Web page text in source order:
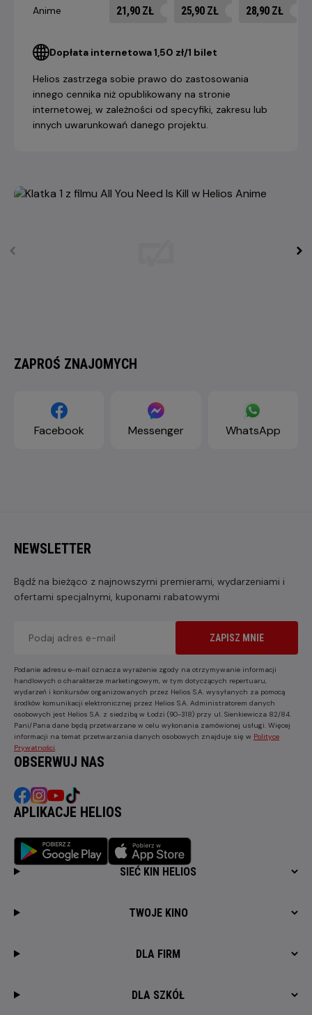
Anime 21,90 ZŁ 25,90 ZŁ 28,90 ZŁ
Dopłata internetowa 1,50 zł/1 bilet
Helios zastrzega sobie prawo do zastosowania
innego cennika niż opublikowany na stronie
internetowej, w zależności od specyfiki, zakresu lub
innych uwarunkowań danego projektu.
ZAPROŚ ZNAJOMYCH
Facebook Messenger WhatsApp
NEWSLETTER
Bądź na bieżąco z najnowszymi premierami, wydarzeniami i
ofertami specjalnymi, kuponami rabatowymi
ZAPISZ MNIE
Podanie adresu e-mail oznacza wyrażenie zgody na otrzymywanie informacji
handlowych o charakterze marketingowym, w tym dotyczących repertuaru,
wydarzeń i konkursów organizowanych przez Helios S.A. wysyłanych za pomocą
środków komunikacji elektronicznej przez Helios S.A. Administratorem danych
osobowych jest Helios S.A. z siedzibą w Łodzi (90-318) przy ul. Sienkiewicza 82/84.
Pani/Pana dane będą przetwarzane w celu wykonania zamówionej usługi. Więcej
informacji na temat przetwarzania danych osobowych znajduje się w Polityce
Prywatności
OBSERWUJ NAS
APLIKACJE HELIOS
SIEĆ KIN HELIOS
TWOJE KINO
DLA FIRM
DLA SZKÓŁ